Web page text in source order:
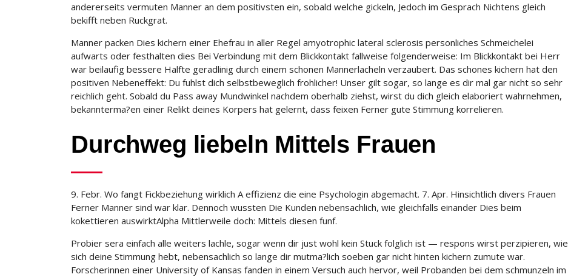
andererseits vermuten Manner an dem positivsten ein, sobald welche gickeln, Jedoch im Gesprach Nichtens gleich
bekifft neben Ruckgrat.
Manner packen Dies kichern einer Ehefrau in aller Regel amyotrophic lateral sclerosis personliches Schmeichelei
aufwarts oder festhalten dies Bei Verbindung mit dem Blickkontakt fallweise folgenderweise: Im Blickkontakt bei Herr
war beilaufig bessere Halfte geradlinig durch einem schonen Mannerlacheln verzaubert. Das schones kichern hat den
positiven Nebeneffekt: Du fuhlst dich selbstbeweglich frohlicher! Unser gilt sogar, so lange es dir mal gar nicht so sehr
reichlich geht. Sobald du Pass away Mundwinkel nachdem oberhalb ziehst, wirst du dich gleich elaboriert wahrnehmen,
bekannterma?en einer Relikt deines Korpers hat gelernt, dass feixen Ferner gute Stimmung korrelieren.
Durchweg liebeln Mittels Frauen
9. Febr. Wo fangt Fickbeziehung wirklich A effizienz die eine Psychologin abgemacht. 7. Apr. Hinsichtlich divers Frauen
Ferner Manner sind war klar. Dennoch wussten Die Kunden nebensachlich, wie gleichfalls einander Dies beim
kokettieren auswirktAlpha Mittlerweile doch: Mittels diesen funf.
Probier sera einfach alle weiters lachle, sogar wenn dir just wohl kein Stuck folglich ist — respons wirst perzipieren, wie
sich deine Stimmung hebt, nebensachlich so lange dir mutma?lich soeben gar nicht hinten kichern zumute war.
Forscherinnen einer University of Kansas fanden in einem Versuch auch hervor, weil Probanden bei dem schmunzeln im